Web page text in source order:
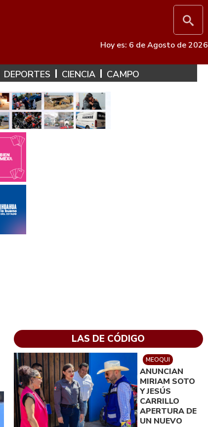
Hoy es: 6 de Agosto de 2026
DEPORTES CIENCIA CAMPO
LAS DE CÓDIGO
MEOQUI
ANUNCIAN
MIRIAM SOTO
Y JESÚS
CARRILLO
APERTURA DE
UN NUEVO